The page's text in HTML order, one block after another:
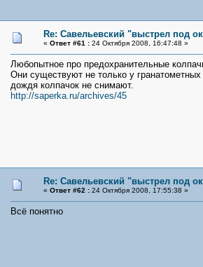
Re: Савельевский "выстрел под
« Ответ #61 : 24 Октября 2008, 16:47:48 »
Любопытное про предохранительные
Они существуют не только у
дождя колпачок не снимают.
http://saperka.ru/archives/45
Re: Савельевский "выстрел под
« Ответ #62 : 24 Октября 2008, 17:55:38 »
Всё понятно